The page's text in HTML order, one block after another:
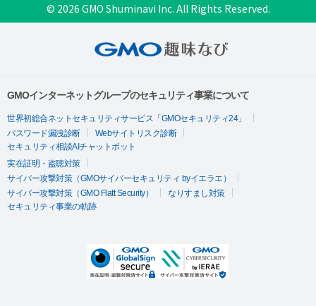
© 2026 GMO Shuminavi Inc. All Rights Reserved.